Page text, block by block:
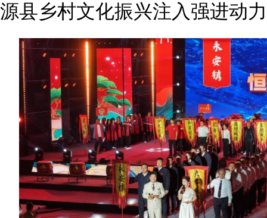
源县乡村文化振兴注入强进动